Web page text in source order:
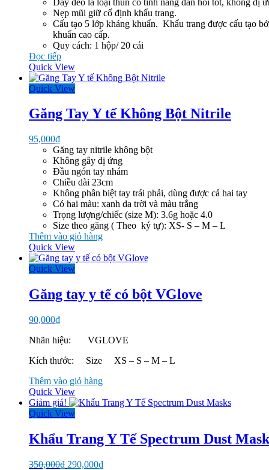
Nẹp mũi giữ cố định khẩu trang.
Cấu tạo 5 lớp kháng khuẩn. Khẩu trang được cấu tạo
khuẩn cao cấp.
Quy cách: 1 hộp/ 20 cái
Đọc tiếp
Quick View
Quick View
Găng Tay Y tế Không Bột Nitrile
95,000₫
Găng tay nitrile không bột
Không gây dị ứng
Đầu ngón tay nhám
Chiều dài 23cm
Không phân biệt tay trái phải, dùng được cả hai tay
Có hai màu: xanh da trời và màu trắng
Trọng lượng/chiếc (size M): 3.6g hoặc 4.0
Size theo găng ( Theo ký tự): XS- S – M – L
Thêm vào giỏ hàng
Quick View
Quick View
Găng tay y tế có bột VGlove
90,000₫
Nhãn hiệu: VGLOVE
Kích thước: Size XS – S – M – L
Thêm vào giỏ hàng
Quick View
Giảm giá!
Quick View
Khẩu Trang Y Tế Spectrum Dust
350,000₫ Giá
290,000₫Giá